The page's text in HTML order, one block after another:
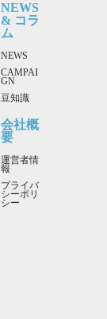
NEWS
& コラ
ム
NEWS
CAMPAI
GN
豆知識
会社概
要
運営者情
報
プライバ
シーポリ
シー